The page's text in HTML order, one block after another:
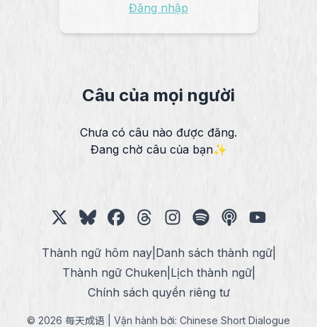
Đăng nhập
Câu của mọi người
Chưa có câu nào được đăng.
Đang chờ câu của bạn✨
Thành ngữ hôm nay| Danh sách thành ngữ|
Thành ngữ Chuken Lịch thành ngữ|
Chính sách quyền riêng tư
© 2026 每天成语 | Vận hành bởi: Chinese Short Dialogue